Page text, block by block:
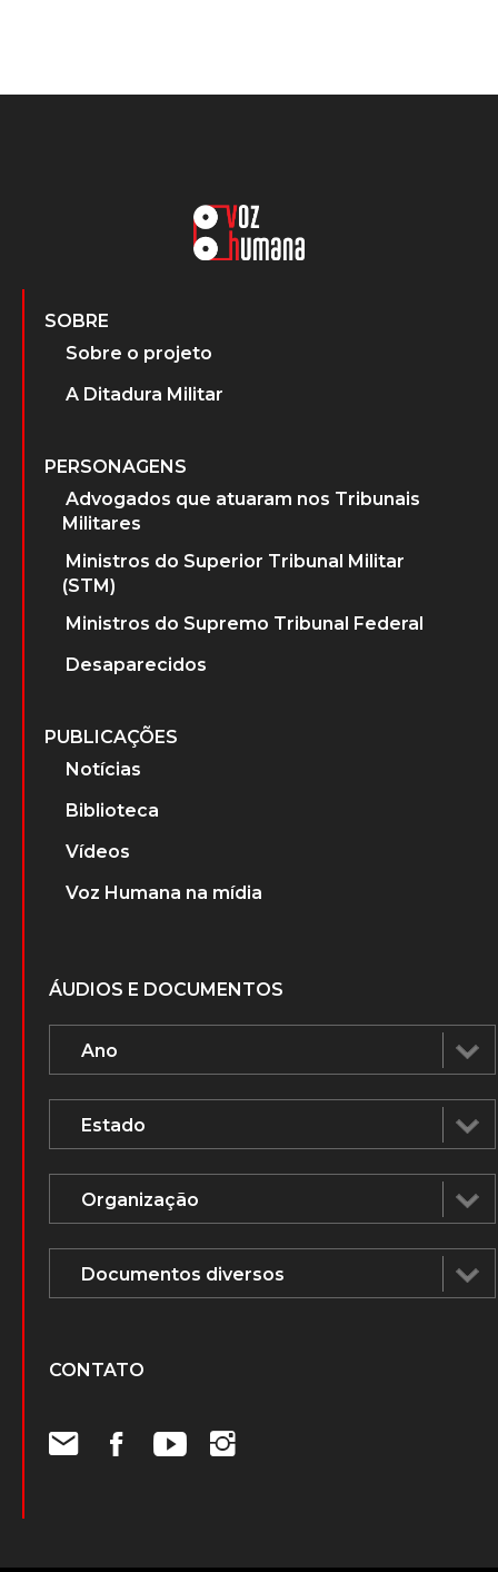
SOBRE
Sobre o projeto
A Ditadura Militar
PERSONAGENS
Advogados que atuaram nos Tribunais
Militares
Ministros do Superior Tribunal Militar
(STM)
Ministros do Supremo Tribunal Federal
Desaparecidos
PUBLICAÇÕES
Notícias
Biblioteca
Vídeos
Voz Humana na mídia
ÁUDIOS E DOCUMENTOS
CONTATO